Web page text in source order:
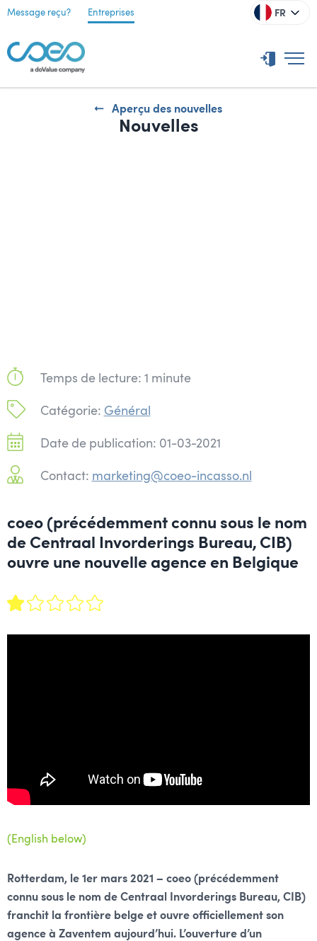
Message reçu? Entreprises FR
Aperçu des nouvelles
Nouvelles
Temps de lecture: 1 minute
Catégorie: Général
Date de publication: 01-03-2021
Contact: marketing@coeo-incasso.nl
coeo (précédemment connu sous le nom
de Centraal Invorderings Bureau, CIB)
ouvre une nouvelle agence en Belgique
(English below)
Rotterdam, le 1er mars 2021 – coeo (précédemment
connu sous le nom de Centraal Invorderings Bureau, CIB)
franchit la frontière belge et ouvre officiellement son
agence à Zaventem aujourd’hui. L’ouverture d’un